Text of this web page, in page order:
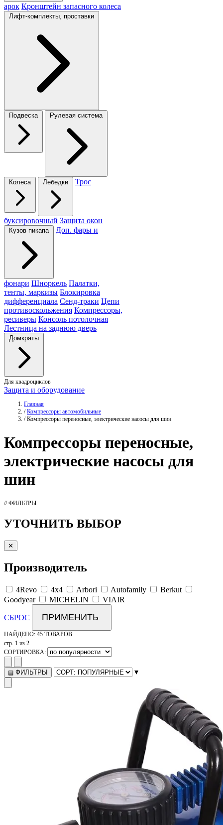
арок Кронштейн запасного колеса
Лифт-комплекты, проставки
Подвеска Рулевая система
Колеса Лебедки Трос
буксировочный Защита окон
Кузов пикапа Доп. фары и
фонари Шноркель Палатки,
тенты, маркизы Блокировка
дифференциала Сенд-траки Цепи
противоскольжения Компрессоры,
ресиверы Консоль потолочная
Лестница на заднюю дверь
Домкраты
Для квадроциклов
Защита и оборудование
Главная
/ Компрессоры автомобильные
/ Компрессоры переносные, электрические насосы для шин
Компрессоры переносные,
электрические насосы для
шин
// ФИЛЬТРЫ
УТОЧНИТЬ ВЫБОР
✕
Производитель
4Revo 4x4 Arbori Autofamily
Berkut
Goodyear
MICHELIN VIAIR
СБРОС ПРИМЕНИТЬ
НАЙДЕНО: 45 ТОВАРОВ
стр. 1 из 2
СОРТИРОВКА:
▤ ФИЛЬТРЫ ▾